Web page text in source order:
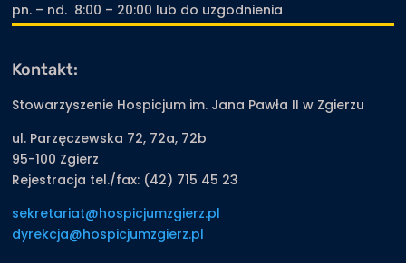
pn. – nd. 8:00 – 20:00 lub do uzgodnienia
Kontakt:
Stowarzyszenie Hospicjum im. Jana Pawła II w Zgierzu
ul. Parzęczewska 72, 72a, 72b
95-100 Zgierz
Rejestracja tel./fax: (42) 715 45 23
sekretariat@hospicjumzgierz.pl
dyrekcja@hospicjumzgierz.pl